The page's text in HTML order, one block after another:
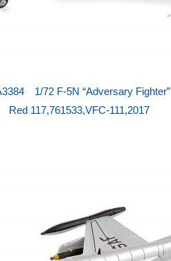
1/72 F-5N “Adversary Fighter”
Red 117,761533,VFC-111,2017